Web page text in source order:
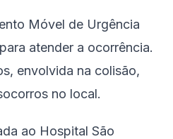
Móvel de Urgência
atender a ocorrência.
envolvida na colisão,
no local.
ao Hospital São